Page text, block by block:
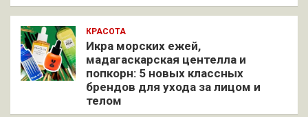
КРАСОТА
Икра морских ежей,
мадагаскарская центелла и
попкорн: 5 новых классных
брендов для ухода за лицом и
телом